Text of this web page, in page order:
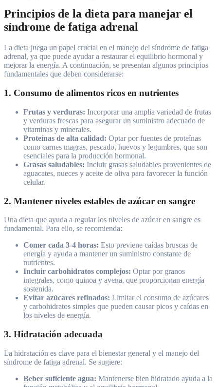
Principios de la dieta para manejar el
síndrome de fatiga adrenal
La dieta juega un papel crucial en el manejo del síndrome de fatiga
adrenal, ya que puede ayudar a restaurar el equilibrio hormonal y
mejorar la energía. A continuación, se presentan algunos principios
fundamentales que deben considerarse:
1. Consumo de alimentos ricos en nutrientes
Frutas y verduras: Incorporar una amplia variedad de frutas
y verduras frescas para asegurar un suministro adecuado de
vitaminas y minerales.
Proteínas de alta calidad: Optar por fuentes de proteínas
como carnes magras, pescado, huevos y legumbres, que son
esenciales para la producción hormonal.
Grasas saludables: Incluir grasas saludables provenientes de
aguacates, nueces y aceite de oliva para favorecer la función
celular.
2. Mantener niveles estables de azúcar en sangre
Una dieta que ayuda a regular los niveles de azúcar en sangre es
fundamental. Para ello, se recomienda:
Comer cada 3-4 horas: Esto previene caídas bruscas de
energía y ayuda a mantener un suministro constante de
nutrientes.
Incluir carbohidratos complejos: Optar por granos
integrales, como quinoa y avena, que proporcionan energía
sostenida.
Evitar azúcares refinados: Limitar el consumo de azúcares
y carbohidratos simples que pueden causar picos y caídas en
los niveles de energía.
3. Hidratación adecuada
La hidratación es clave para el bienestar general y el manejo del
síndrome de fatiga adrenal. Se sugiere:
Beber suficiente agua: Mantenerse bien hidratado ayuda a la